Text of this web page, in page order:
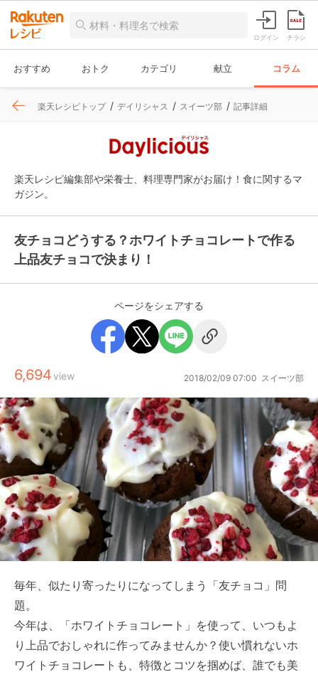
ログイン チラシ
おすすめ おトク カテゴリ 献立 コラム
楽天レシピトップ デイリシャス スイーツ部 記事詳細
楽天レシピ編集部や栄養士、料理専門家がお届け！食に関するマ
ガジン。
友チョコどうする？ホワイトチョコレートで作る
上品友チョコで決まり！
ページをシェアする
6,694view 2018/02/09 07:00 スイーツ部
毎年、似たり寄ったりになってしまう「友チョコ」問
題。
今年は、「ホワイトチョコレート」を使って、いつもよ
り上品でおしゃれに作ってみませんか？使い慣れないホ
ワイトチョコレートも、特徴とコツを掴めば、誰でも美